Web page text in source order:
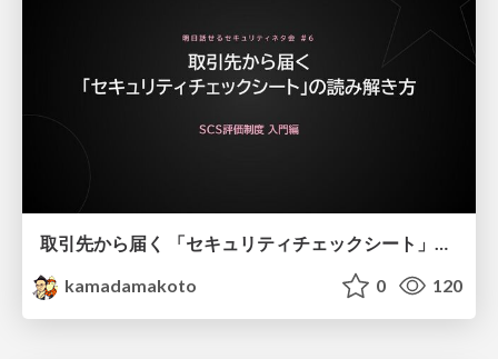
取引先から届く 「セキュリティチェックシート」の読み解き方
kamadamakoto
0 120